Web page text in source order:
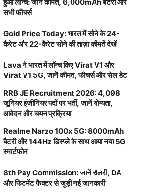
हुआ लॉन्च: जानें कीमत, 6,000mAh बैटरी और
सभी फीचर्स
Gold Price Today: भारत में सोने के 24-
कैरेट और 22-कैरेट सोने की ताज़ा कीमतें देखें
Lava ने भारत में लॉन्च किए Virat V1 और
Virat V1 5G, जानें कीमत, फीचर्स और सेल डेट
RRB JE Recruitment 2026: 4,098
जूनियर इंजीनियर पदों पर भर्ती, जानें योग्यता,
आवेदन और चयन प्रक्रिया
Realme Narzo 100x 5G: 8000mAh
बैटरी और 144Hz डिस्प्ले के साथ आया नया 5G
स्मार्टफोन
8th Pay Commission: जानें सैलरी, DA
और फिटमेंट फैक्टर से जुड़ी नई जानकारी